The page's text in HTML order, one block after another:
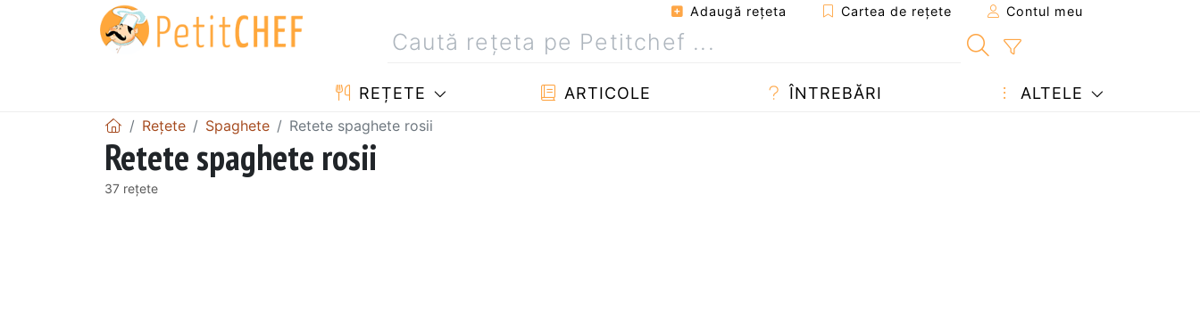
Adaugă reţeta Cartea de rețete Contul meu
REȚETE ARTICOLE ÎNTREBĂRI ALTELE
Rețete Spaghete Retete spaghete rosii
Retete spaghete rosii
37 rețete